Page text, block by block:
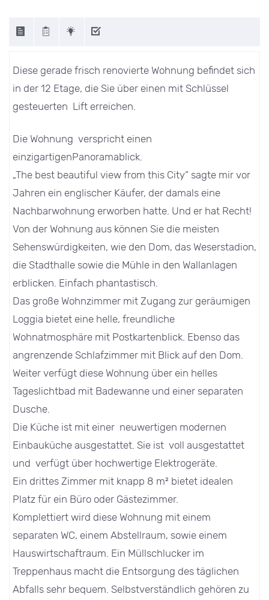
Diese gerade frisch renovierte Wohnung befindet sich
in der 12 Etage, die Sie über einen mit Schlüssel
gesteuerten Lift erreichen.
Die Wohnung verspricht einen
einzigartigenPanoramablick.
„The best beautiful view from this City“ sagte mir vor
Jahren ein englischer Käufer, der damals eine
Nachbarwohnung erworben hatte. Und er hat Recht!
Von der Wohnung aus können Sie die meisten
Sehenswürdigkeiten, wie den Dom, das Weserstadion,
die Stadthalle sowie die Mühle in den Wallanlagen
erblicken. Einfach phantastisch.
Das große Wohnzimmer mit Zugang zur geräumigen
Loggia bietet eine helle, freundliche
Wohnatmosphäre mit Postkartenblick. Ebenso das
angrenzende Schlafzimmer mit Blick auf den Dom.
Weiter verfügt diese Wohnung über ein helles
Tageslichtbad mit Badewanne und einer separaten
Dusche.
Die Küche ist mit einer neuwertigen modernen
Einbauküche ausgestattet. Sie ist voll ausgestattet
und verfügt über hochwertige Elektrogeräte.
Ein drittes Zimmer mit knapp 8 m² bietet idealen
Platz für ein Büro oder Gästezimmer.
Komplettiert wird diese Wohnung mit einem
separaten WC, einem Abstellraum, sowie einem
Hauswirtschaftraum. Ein Müllschlucker im
Treppenhaus macht die Entsorgung des täglichen
Abfalls sehr bequem. Selbstverständlich gehören zu